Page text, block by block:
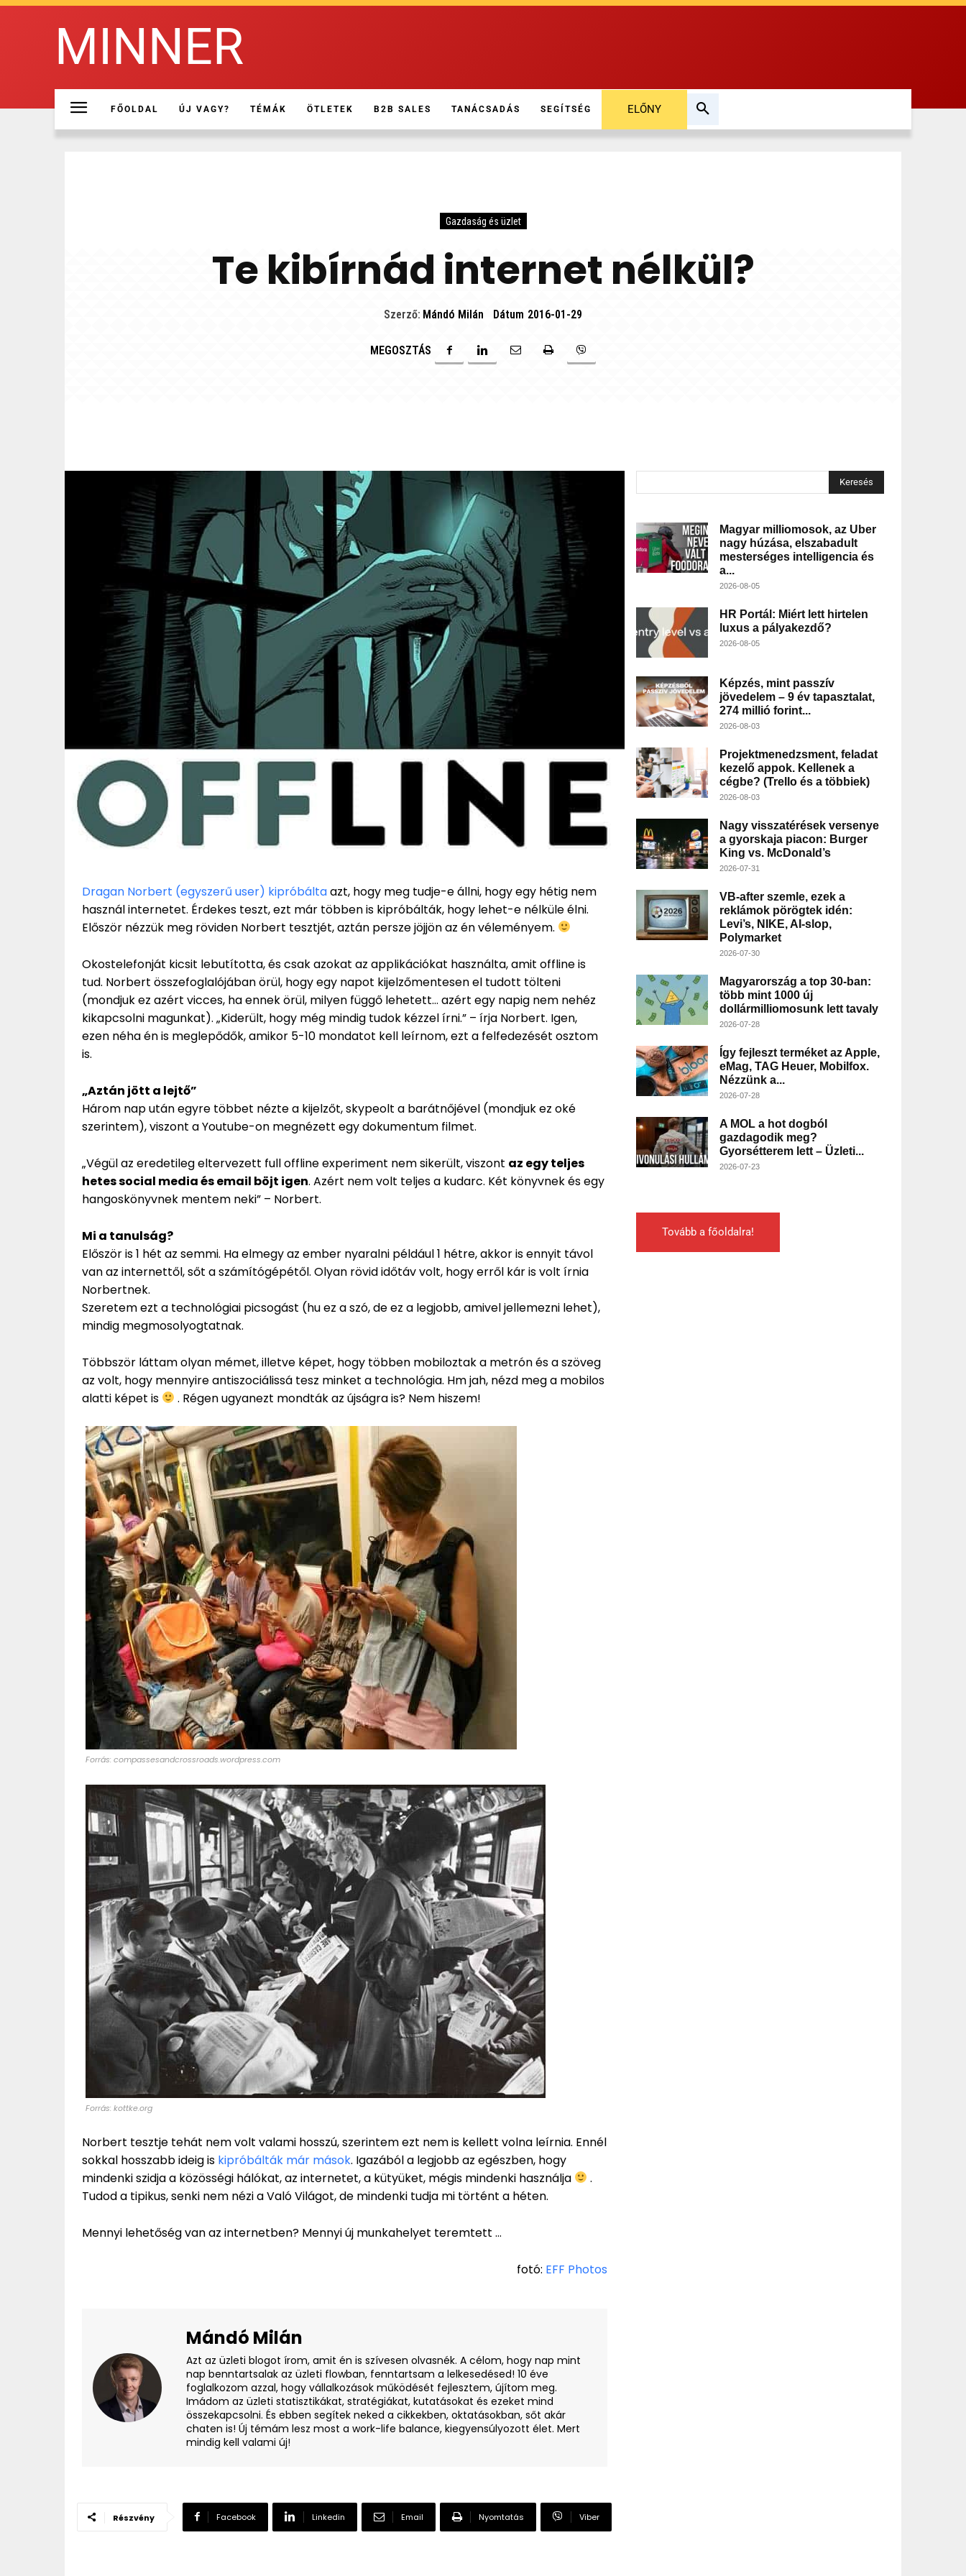
MINNER
FŐOLDAL ÚJ VAGY? TÉMÁK ÖTLETEK B2B SALES TANÁCSADÁS SEGÍTSÉG ELŐNY
Gazdaság és üzlet
Te kibírnád internet nélkül?
Szerző: Mándó Milán Dátum 2016-01-29
MEGOSZTÁS
Dragan Norbert (egyszerű user) kipróbáltaazt, hogy meg tudje-e állni, hogy egy hétig nem
használ internetet. Érdekes teszt, ezt már többen is kipróbálták, hogy lehet-e nélküle élni.
Először nézzük meg röviden Norbert tesztjét, aztán persze jöjjön az én véleményem.
Okostelefonját kicsit lebutította, és csak azokat az applikációkat használta, amit offline is
tud. Norbert összefoglalójában örül, hogy egy napot kijelzőmentesen el tudott tölteni
(mondjuk ez azért vicces, ha ennek örül, milyen függő lehetett… azért egy napig nem nehéz
kikapcsolni magunkat). „Kiderült, hogy még mindig tudok kézzel írni.” – írja Norbert. Igen,
ezen néha én is meglepődők, amikor 5-10 mondatot kell leírnom, ezt a felfedezését osztom
is.
„Aztán jött a lejtő”
Három nap után egyre többet nézte a kijelzőt, skypeolt a barátnőjével (mondjuk ez oké
szerintem), viszont a Youtube-on megnézett egy dokumentum filmet.
„Végül az eredetileg eltervezett full offline experiment nem sikerült, viszont az egy teljes
hetes social media és email böjt igen. Azért nem volt teljes a kudarc. Két könyvnek és egy
hangoskönyvnek mentem neki” – Norbert.
Mi a tanulság?
Először is 1 hét az semmi. Ha elmegy az ember nyaralni például 1 hétre, akkor is ennyit távol
van az internettől, sőt a számítógépétől. Olyan rövid időtáv volt, hogy erről kár is volt írnia
Norbertnek.
Szeretem ezt a technológiai picsogást (hu ez a szó, de ez a legjobb, amivel jellemezni lehet),
mindig megmosolyogtatnak.
Többször láttam olyan mémet, illetve képet, hogy többen mobiloztak a metrón és a szöveg
az volt, hogy mennyire antiszociálissá tesz minket a technológia. Hm jah, nézd meg a mobilos
alatti képet is
. Régen ugyanezt mondták az újságra is? Nem hiszem!
Forrás: compassesandcrossroads.wordpress.com
Forrás: kottke.org
Norbert tesztje tehát nem volt valami hosszú, szerintem ezt nem is kellett volna leírnia. Ennél
sokkal hosszabb ideig is kipróbálták már mások. Igazából a legjobb az egészben, hogy
mindenki szidja a közösségi hálókat, az internetet, a kütyüket, mégis mindenki használja
.
Tudod a tipikus, senki nem nézi a Való Világot, de mindenki tudja mi történt a héten.
Mennyi lehetőség van az internetben? Mennyi új munkahelyet teremtett …
fotó: EFF Photos
Mándó Milán
Azt az üzleti blogot írom, amit én is szívesen olvasnék. A célom, hogy nap mint
nap benntartsalak az üzleti flowban, fenntartsam a lelkesedésed! 10 éve
foglalkozom azzal, hogy vállalkozások működését fejlesztem, újítom meg.
Imádom az üzleti statisztikákat, stratégiákat, kutatásokat és ezeket mind
összekapcsolni. És ebben segítek neked a cikkekben, oktatásokban, sőt akár
chaten is! Új témám lesz most a work-life balance, kiegyensúlyozott élet. Mert
mindig kell valami új!
Részvény Facebook Linkedin Email Nyomtatás Viber
Keresés
Magyar milliomosok, az Uber
nagy húzása, elszabadult
mesterséges intelligencia és
a...
2026-08-05
HR Portál: Miért lett hirtelen
luxus a pályakezdő?
2026-08-05
Képzés, mint passzív
jövedelem – 9 év tapasztalat,
274 millió forint...
2026-08-03
Projektmenedzsment, feladat
kezelő appok. Kellenek a
cégbe? (Trello és a többiek)
2026-08-03
Nagy visszatérések versenye
a gyorskaja piacon: Burger
King vs. McDonald’s
2026-07-31
VB-after szemle, ezek a
reklámok pörögtek idén:
Levi’s, NIKE, AI-slop,
Polymarket
2026-07-30
Magyarország a top 30-ban:
több mint 1000 új
dollármilliomosunk lett tavaly
2026-07-28
Így fejleszt terméket az Apple,
eMag, TAG Heuer, Mobilfox.
Nézzünk a...
2026-07-28
A MOL a hot dogból
gazdagodik meg?
Gyorsétterem lett – Üzleti...
2026-07-23
Tovább a főoldalra!